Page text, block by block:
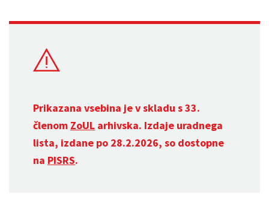
Prikazana vsebina je v skladu s 33.
členom ZoUL arhivska. Izdaje uradnega
lista, izdane po 28.2.2026, so dostopne
na PISRS.